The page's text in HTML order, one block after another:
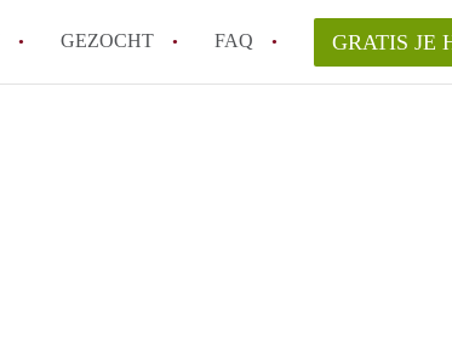
GEZOCHT FAQ GRATIS JE